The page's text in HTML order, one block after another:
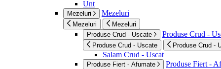
Unt
Mezeluri Mezeluri
Mezeluri
Mezeluri
Produse Crud - Uscate
Produse Crud -
Produse Crud - Uscate Produse Crud -
Salam Crud - Uscat
Produse Fiert - Afumate Produse Fiert -